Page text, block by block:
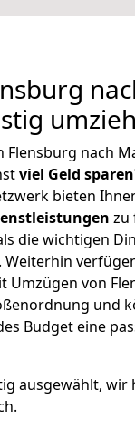
Flensburg nach
viel Geld
bieten
zu
die wichtigen
Weiterhin
von
und
Budget eine
ausgewählt, wir